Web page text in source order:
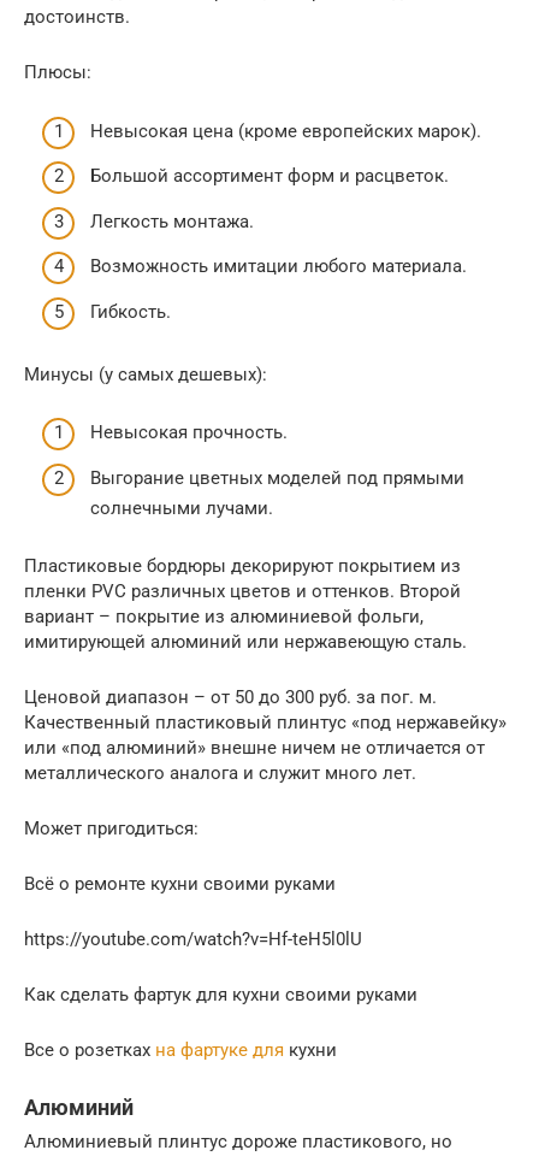
достоинств.
Плюсы:
Невысокая цена (кроме европейских марок).
Большой ассортимент форм и расцветок.
Легкость монтажа.
Возможность имитации любого материала.
Гибкость.
Минусы (у самых дешевых):
Невысокая прочность.
Выгорание цветных моделей под прямыми
солнечными лучами.
Пластиковые бордюры декорируют покрытием из
пленки PVC различных цветов и оттенков. Второй
вариант – покрытие из алюминиевой фольги,
имитирующей алюминий или нержавеющую сталь.
Ценовой диапазон – от 50 до 300 руб. за пог. м.
Качественный пластиковый плинтус «под нержавейку»
или «под алюминий» внешне ничем не отличается от
металлического аналога и служит много лет.
Может пригодиться:
Всё о ремонте кухни своими руками
https://youtube.com/watch?v=Hf-teH5l0lU
Как сделать фартук для кухни своими руками
Все о розетках на фартуке для кухни
Алюминий
Алюминиевый плинтус дороже пластикового, но